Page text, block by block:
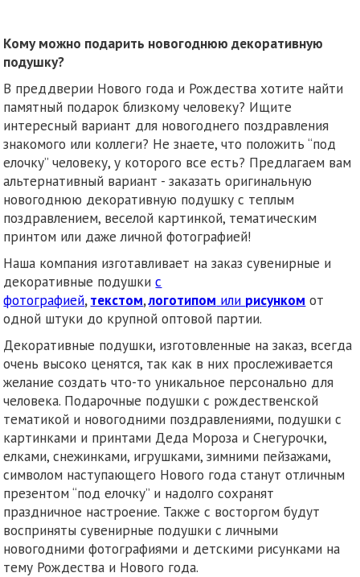
Кому можно подарить новогоднюю декоративную
подушку?
В преддверии Нового года и Рождества хотите найти
памятный подарок близкому человеку? Ищите
интересный вариант для новогоднего поздравления
знакомого или коллеги? Не знаете, что положить “под
елочку” человеку, у которого все есть? Предлагаем вам
альтернативный вариант - заказать оригинальную
новогоднюю декоративную подушку с теплым
поздравлением, веселой картинкой, тематическим
принтом или даже личной фотографией!
Наша компания изготавливает на заказ сувенирные и
декоративные подушкис
фотографией,текстом,логотипом или рисунком от
одной штуки до крупной оптовой партии.
Декоративные подушки, изготовленные на заказ, всегда
очень высоко ценятся, так как в них прослеживается
желание создать что-то уникальное персонально для
человека. Подарочные подушки с рождественской
тематикой и новогодними поздравлениями, подушки с
картинками и принтами Деда Мороза и Снегурочки,
елками, снежинками, игрушками, зимними пейзажами,
символом наступающего Нового года станут отличным
презентом “под елочку” и надолго сохранят
праздничное настроение. Также с восторгом будут
восприняты сувенирные подушки с личными
новогодними фотографиями и детскими рисунками на
тему Рождества и Нового года.